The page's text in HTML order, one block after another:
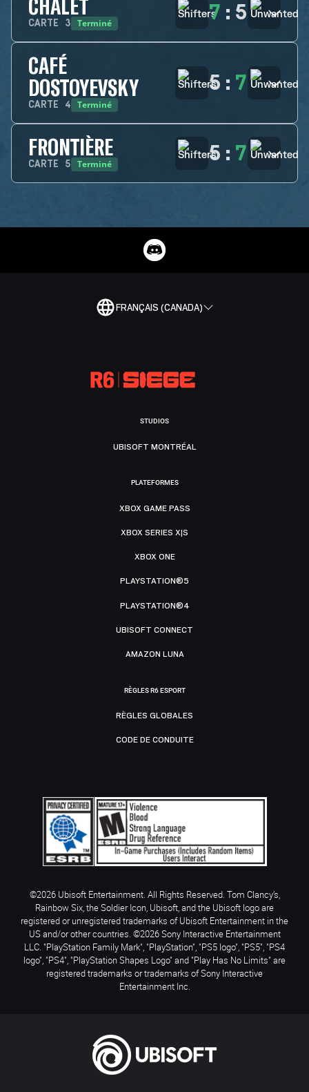
CHALET
CARTE 3 Terminé 7 : 5
CAFÉ
DOSTOYEVSKY
CARTE 4 Terminé
5 : 7
FRONTIÈRE
CARTE 5 Terminé 5 : 7
FRANÇAIS (CANADA)
STUDIOS
UBISOFT MONTRÉAL
PLATEFORMES
XBOX GAME PASS
XBOX SERIES X|S
XBOX ONE
PLAYSTATION®5
PLAYSTATION®4
UBISOFT CONNECT
AMAZON LUNA
RÈGLES R6 ESPORT
RÈGLES GLOBALES
CODE DE CONDUITE
©2026 Ubisoft Entertainment. All Rights Reserved. Tom Clancy’s,
Rainbow Six, the Soldier Icon, Ubisoft, and the Ubisoft logo are
registered or unregistered trademarks of Ubisoft Entertainment in the
US and/or other countries. ©2026 Sony Interactive Entertainment
LLC. "PlayStation Family Mark", "PlayStation", "PS5 logo", "PS5", "PS4
logo", "PS4", "PlayStation Shapes Logo" and "Play Has No Limits" are
registered trademarks or trademarks of Sony Interactive
Entertainment Inc.